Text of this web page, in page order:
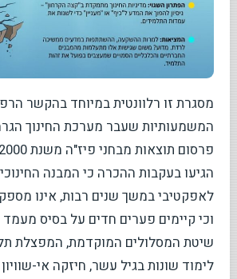
מסגרת זו רלוונטית במיוחד בהקשר
המשמעותיות שעבר מערכת החינוך
הגיעו בעקבות ההכרה כי המבנה
לאפקטיבי במשך שנים רבות, אינו
וכי קיימים פערים חדים על בסיס מעמד
שיטת המסלולים המוקדמת, המפצלת
לימוד שונות בגיל עשר, חיזקה אי-